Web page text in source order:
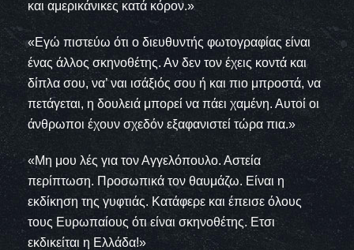
και αμερικάνικες κατά κόρον.»
«Εγώ πιστεύω ότι ο διευθυντής φωτογραφίας είναι
ένας άλλος σκηνοθέτης. Αν δεν τον έχεις κοντά και
δίπλα σου, να’ ναι ισάξιός σου ή και πιο μπροστά, να
πετάγεται, η δουλειά μπορεί να πάει χαμένη. Αυτοί οι
άνθρωποι έχουν σχεδόν εξαφανιστεί τώρα πια.»
«Μη μου λές για τον Αγγελόπουλο. Αστεία
περίπτωση. Προσωπικά τον θαυμάζω. Είναι η
εκδίκηση της γυφτιάς. Κατάφερε και έπεισε όλους
τους Ευρωπαίους ότι είναι σκηνοθέτης. Ετσι
εκδικείται η Ελλάδα!»